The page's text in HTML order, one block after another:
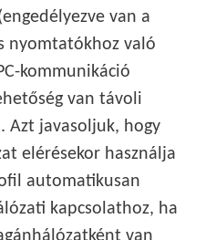
van a
nyomtatókhoz való
kommunikáció
van távoli
Azt javasoljuk, hogy
elérésekor használja
automatikusan
kapcsolathoz, ha
van